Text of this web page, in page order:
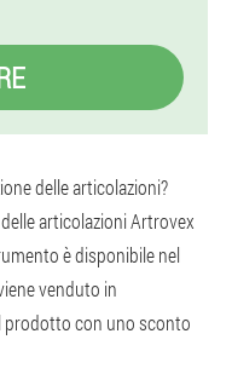
delle articolazioni?
articolazioni Artrovex
è disponibile nel
venduto in
prodotto con uno sconto